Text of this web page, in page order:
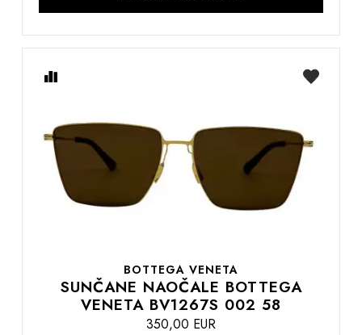
BOTTEGA VENETA
SUNČANE NAOČALE BOTTEGA
VENETA BV1267S 002 58
350,00 EUR
želja